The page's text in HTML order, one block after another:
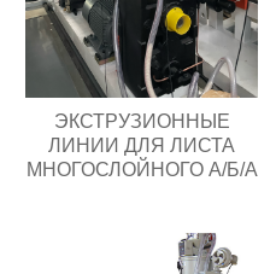
ЭКСТРУЗИОННЫЕ
ЛИНИИ ДЛЯ ЛИСТА
МНОГОСЛОЙНОГО А/Б/А